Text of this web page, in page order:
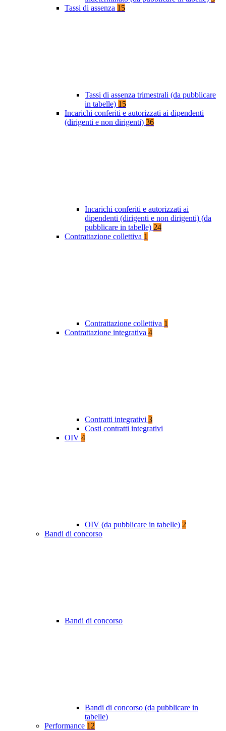
Tassi di assenza 15
Tassi di assenza trimestrali (da pubblicare
in tabelle) 15
Incarichi conferiti e autorizzati ai dipendenti
(dirigenti e non dirigenti) 36
Incarichi conferiti e autorizzati ai
dipendenti (dirigenti e non dirigenti) (da
pubblicare in tabelle) 24
Contrattazione collettiva 1
Contrattazione collettiva 1
Contrattazione integrativa 4
Contratti integrativi 3
Costi contratti integrativi
OIV 4
OIV (da pubblicare in tabelle) 2
Bandi di concorso
Bandi di concorso
Bandi di concorso (da pubblicare in
tabelle)
Performance 12